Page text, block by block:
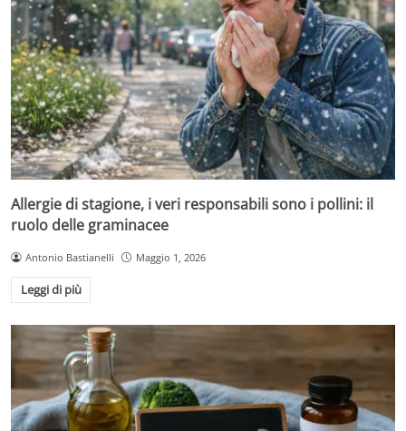
Allergie di stagione, i veri responsabili sono i pollini: il
ruolo delle graminacee
Antonio Bastianelli Maggio 1, 2026
Leggi di più